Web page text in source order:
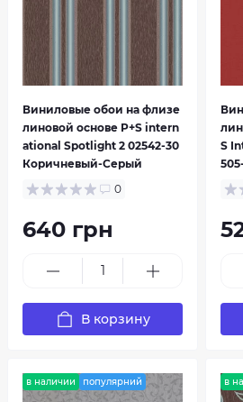
Spotlight
Studio Line
Виниловые обои на флизе
линовой основе P+S intern
ational Spotlight 2 02542-30
Коричневый-Серый
0
640 грн
В корзину
S
в наличии популярний в